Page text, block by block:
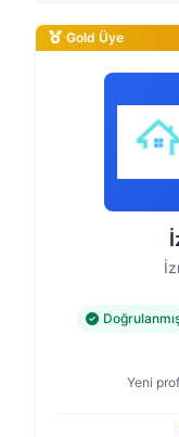
Gold Üye
Yeni